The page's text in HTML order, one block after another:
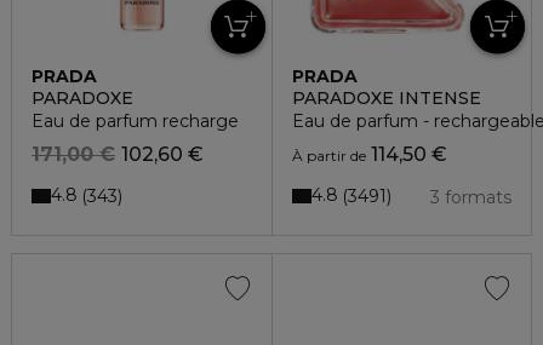
PRADA
PARADOXE
Eau de parfum recharge
102,60 €
171,00 €
4.8 343
PRADA
PARADOXE INTENSE
Eau de parfum -
À partir de114,50 €
3 formats
4.8 3491